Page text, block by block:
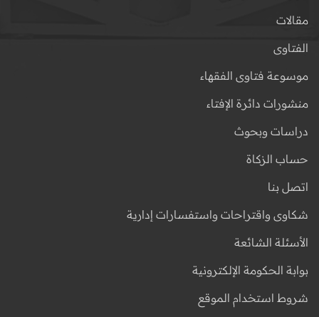
مقالات
الفتاوى
موسوعة فتاوى الفقهاء
منشورات دائرة الإفتاء
دراسات وبحوث
حساب الزكاة
اتصل بنا
شكاوى واقتراحات واستفسارات إدارية
الأسئلة الشائعة
بوابة الحكومة الإلكترونية
شروط استخدام الموقع